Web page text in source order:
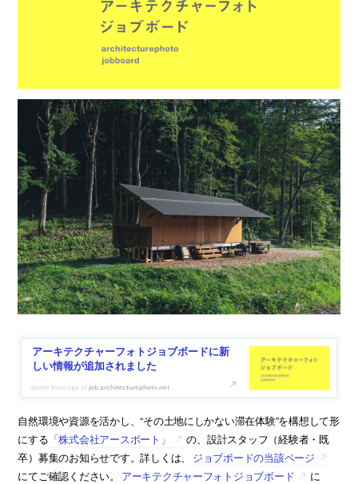
アーキテクチャーフォトジョブボードに新
しい情報が追加されました
job.architecturephoto.net
自然環境や資源を活かし、“その土地にしかない滞在体験”を構想して形
にする 「株式会社アースボート」
の、設計スタッフ（経験者・既
卒）募集のお知らせです。詳しくは、
ジョブボードの当該ページ
にてご確認ください。
アーキテクチャーフォトジョブボード
に